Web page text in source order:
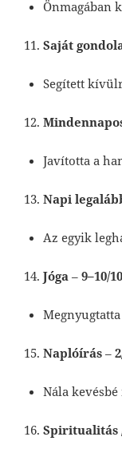
Önmagában
Saját
Segített
Javította a
Napi
Az egyik
Jóga –9–10/10
Naplóírás –
Nála
Spiritualitás